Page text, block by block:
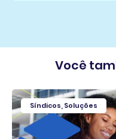
Você
Síndicos,Soluções